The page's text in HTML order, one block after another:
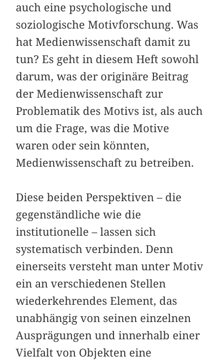
auch eine psychologische und
soziologische Motivforschung. Was
hat Medienwissenschaft damit zu
tun? Es geht in diesem Heft sowohl
darum, was der originäre Beitrag
der Medienwissenschaft zur
Problematik des Motivs ist, als auch
um die Frage, was die Motive
waren oder sein könnten,
Medienwissenschaft zu betreiben.
Diese beiden Perspektiven – die
gegenständliche wie die
institutionelle – lassen sich
systematisch verbinden. Denn
einerseits versteht man unter Motiv
ein an verschiedenen Stellen
wiederkehrendes Element, das
unabhängig von seinen einzelnen
Ausprägungen und innerhalb einer
Vielfalt von Objekten eine